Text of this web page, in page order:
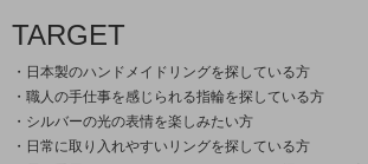
TARGET
・日本製のハンドメイドリングを探している方
・職人の手仕事を感じられる指輪を探している方
・シルバーの光の表情を楽しみたい方
・日常に取り入れやすいリングを探している方